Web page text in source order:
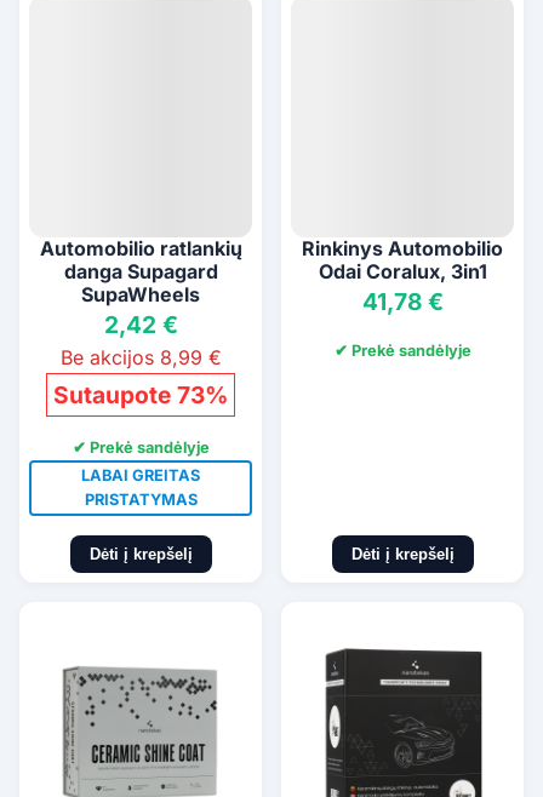
Automobilio ratlankių
danga Supagard
SupaWheels
2,42 €
Be akcijos 8,99 €
Sutaupote 73%
✔ Prekė sandėlyje
LABAI GREITAS
PRISTATYMAS
Dėti į krepšelį
Rinkinys Automobilio
Odai Coralux, 3in1
41,78 €
✔ Prekė sandėlyje
Dėti į krepšelį